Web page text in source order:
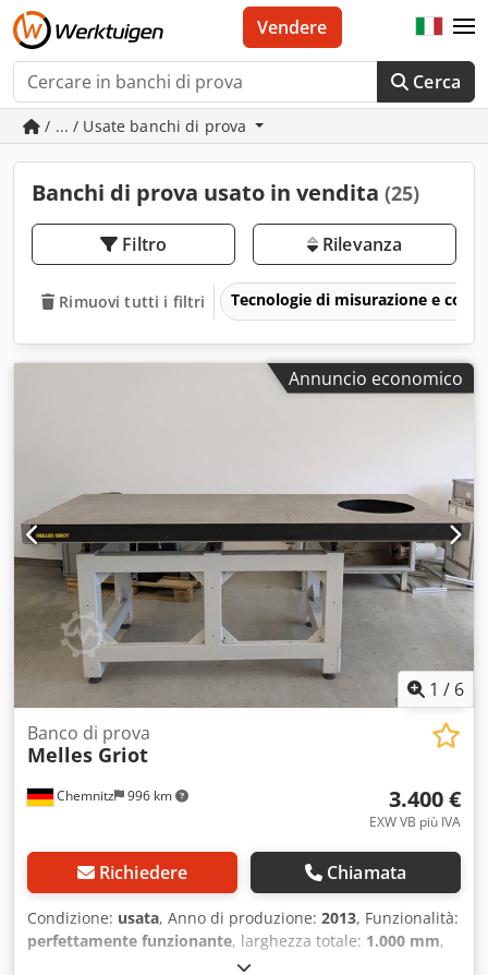
Cerca
Vendere
/ ... / Usate banchi di prova
Banchi di prova usato in vendita (25)
Filtro Rilevanza
Rimuovi tutti i filtri Tecnologie di misurazione e
Annuncio economico
1 / 6
Chemnitz 996 km
Banco di prova
Melles Griot
3.400 €
EXW VB più IVA
Richiedere Chiamata
Condizione: usata, Anno di produzione: 2013, Funzionalità:
perfettamente funzionante, larghezza totale: 1.000 mm,
, altezza totale: